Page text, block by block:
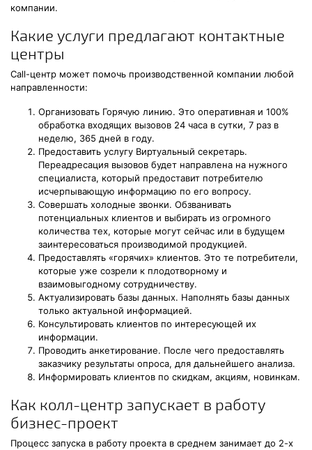
компании.
Какие услуги предлагают контактные
центры
Call-центр может помочь производственной компании любой
направленности:
Организовать Горячую линию. Это оперативная и 100%
обработка входящих вызовов 24 часа в сутки, 7 раз в
неделю, 365 дней в году.
Предоставить услугу Виртуальный секретарь.
Переадресация вызовов будет направлена на нужного
специалиста, который предоставит потребителю
исчерпывающую информацию по его вопросу.
Совершать холодные звонки. Обзванивать
потенциальных клиентов и выбирать из огромного
количества тех, которые могут сейчас или в будущем
заинтересоваться производимой продукцией.
Предоставлять «горячих» клиентов. Это те потребители,
которые уже созрели к плодотворному и
взаимовыгодному сотрудничеству.
Актуализировать базы данных. Наполнять базы данных
только актуальной информацией.
Консультировать клиентов по интересующей их
информации.
Проводить анкетирование. После чего предоставлять
заказчику результаты опроса, для дальнейшего анализа.
Информировать клиентов по скидкам, акциям, новинкам.
Как колл-центр запускает в работу
бизнес-проект
Процесс запуска в работу проекта в среднем занимает до 2-х